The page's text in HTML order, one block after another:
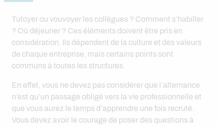
Tutoyer ou vouvoyer les collègues ? Comment s’habiller
? Où déjeuner ? Ces éléments doivent être pris en
considération. Ils dépendent de la culture et des valeurs
de chaque entreprise, mais certains points sont
communs à toutes les structures.
En effet, vous ne devez pas considérer que l’alternance
n’est qu’un passage obligé vers la vie professionnelle et
que vous aurez le temps d’apprendre une fois recruté.
Vous devez avoir le courage de poser des questions à